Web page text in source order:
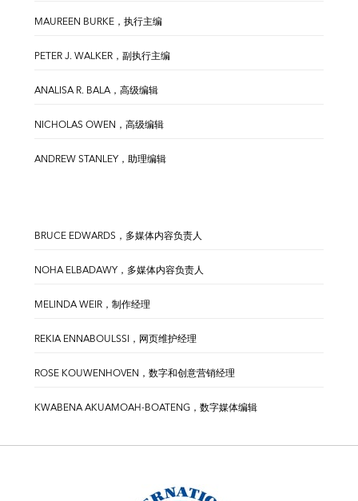
MAUREEN BURKE，执行主编
PETER J. WALKER，副执行主编
ANALISA R. BALA，高级编辑
NICHOLAS OWEN，高级编辑
ANDREW STANLEY，助理编辑
BRUCE EDWARDS，多媒体内容负责人
NOHA ELBADAWY，多媒体内容负责人
MELINDA WEIR，制作经理
REKIA ENNABOULSSI，网页维护经理
ROSE KOUWENHOVEN，数字和创意营销经理
KWABENA AKUAMOAH-BOATENG，数字媒体编辑